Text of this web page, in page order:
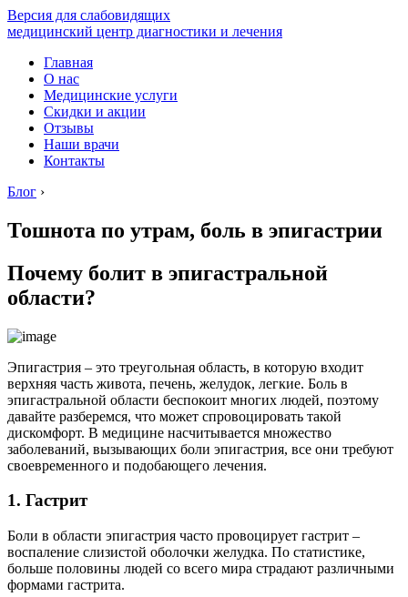
Версия для слабовидящих
медицинский центр диагностики и лечения
Главная
О нас
Медицинские услуги
Скидки и акции
Отзывы
Наши врачи
Контакты
Блог ›
Тошнота по утрам, боль в эпигастрии
Почему болит в эпигастральной
области?
Эпигастрия – это треугольная область, в которую входит
верхняя часть живота, печень, желудок, легкие. Боль в
эпигастральной области беспокоит многих людей, поэтому
давайте разберемся, что может спровоцировать такой
дискомфорт. В медицине насчитывается множество
заболеваний, вызывающих боли эпигастрия, все они требуют
своевременного и подобающего лечения.
1. Гастрит
Боли в области эпигастрия часто провоцирует гастрит –
воспаление слизистой оболочки желудка. По статистике,
больше половины людей со всего мира страдают различными
формами гастрита.